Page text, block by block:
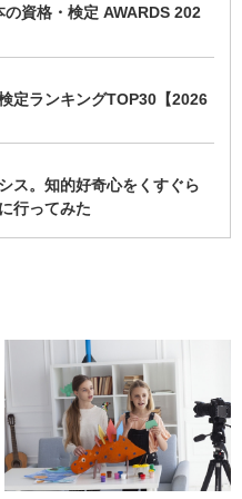
資格・検定 AWARDS 202
定ランキングTOP30【2026
ス。知的好奇心をくすぐら
行ってみた